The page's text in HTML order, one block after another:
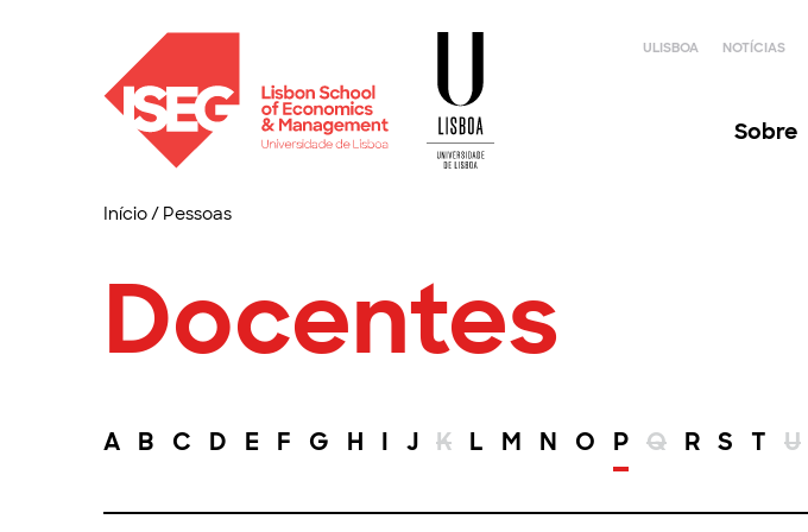
ULISBOA NOTÍCIAS
Sobre
Início/ Pessoas
Docentes
A B C D E F G H I J K L M N O P Q R S T U